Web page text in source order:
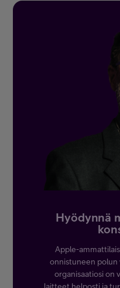
Hyödynnä
Apple-
onnistuneen polun
organisaatiosi on
laitteet helposti ja